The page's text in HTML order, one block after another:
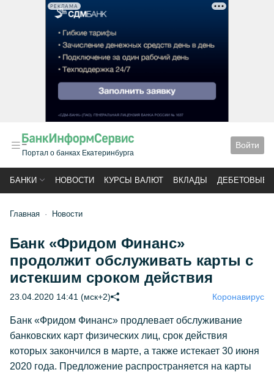
РЕКЛАМА
Портал о банках Екатеринбурга
Войти
БАНКИ НОВОСТИ КУРСЫ ВАЛЮТ ВКЛАДЫ ДЕБЕТОВЫЕ
Главная Новости
Банк «Фридом Финанс»
продолжит обслуживать карты с
истекшим сроком действия
23.04.2020 14:41 (мск+2) Коронавирус
Банк «Фридом Финанс» продлевает обслуживание
банковских карт физических лиц, срок действия
которых закончился в марте, а также истекает 30 июня
2020 года. Предложение распространяется на карты